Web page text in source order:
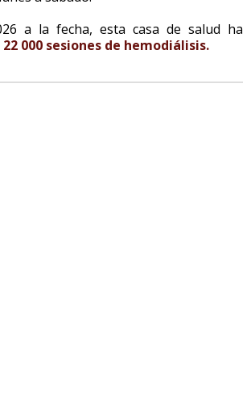
a la fecha, esta casa de salud ha
22 000 sesiones de hemodiálisis.